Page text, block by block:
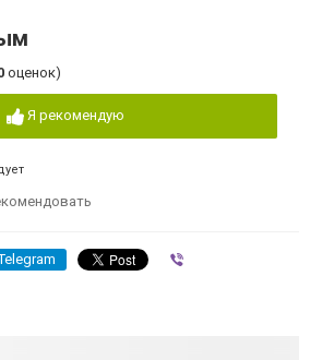
оценок)
Я рекомендую